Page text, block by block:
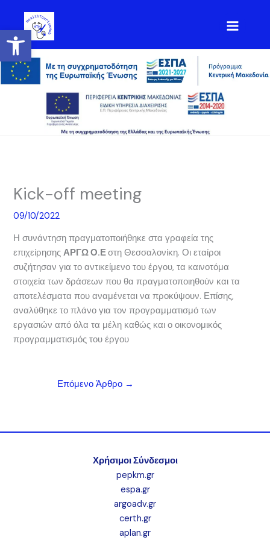
Ανοίξτε τη γραμμή εργαλείων
περιεχόμενο
Kick-off meeting
09/10/2022
Η συνάντηση πραγματοποιήθηκε στα γραφεία της
επιχείρησηςΑΡΓΩ Ο.Εστη Θεσσαλονίκη. Οι εταίροι
συζήτησαν για το αντικείμενο του έργου, τα καινοτόμα
στοιχεία των δράσεων που θα πραγματοποιηθούν και τα
αποτελέσματα που αναμένεται να προκύψουν. Επίσης,
αναλύθηκε το πλάνο για τον προγραμματισμό των
εργασιών από όλα τα μέλη καθώς και ο οικονομικός
προγραμματισμός του έργου
Επόμενο Άρθρο →
Χρήσιμοι Σύνδεσμοι
pepkm.gr
espa.gr
argoadv.gr
certh.gr
aplan.gr